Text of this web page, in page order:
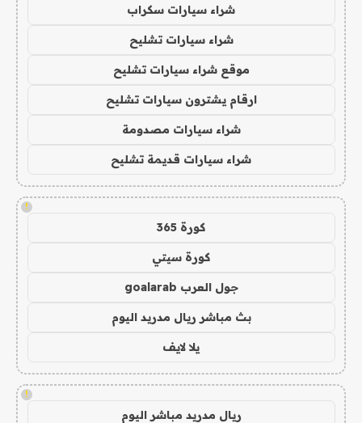
شراء سيارات سكراب
شراء سيارات تشليح
موقع شراء سيارات تشليح
ارقام يشترون سيارات تشليح
شراء سيارات مصدومة
شراء سيارات قديمة تشليح
!
كورة 365
كورة سيتي
جول العرب goalarab
بث مباشر ريال مدريد اليوم
يلا لايف
!
ريال مدريد مباشر اليوم